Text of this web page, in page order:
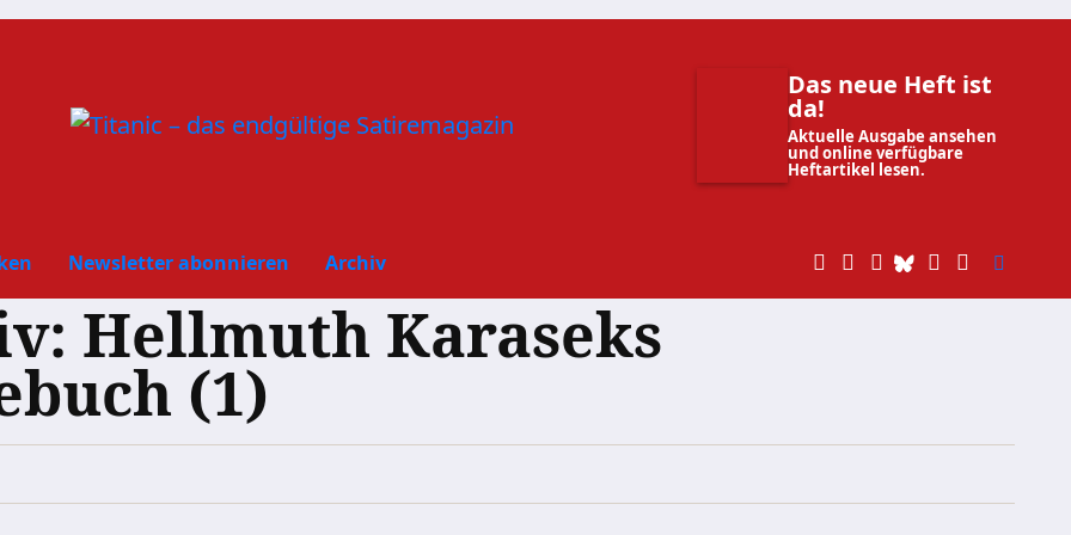
Das neue Heft ist
da!
Aktuelle Ausgabe ansehen
und online verfügbare
Heftartikel lesen.
Newsletter abonnieren Archiv
Hellmuth Karaseks
(1)